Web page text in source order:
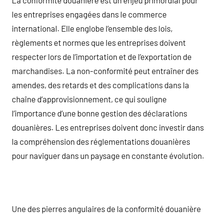
les entreprises engagées dans le commerce
international. Elle englobe l’ensemble des lois,
règlements et normes que les entreprises doivent
respecter lors de l’importation et de l’exportation de
marchandises. La non-conformité peut entraîner des
amendes, des retards et des complications dans la
chaîne d’approvisionnement, ce qui souligne
l’importance d’une bonne gestion des déclarations
douanières. Les entreprises doivent donc investir dans
la compréhension des réglementations douanières
pour naviguer dans un paysage en constante évolution.
Une des pierres angulaires de la conformité douanière